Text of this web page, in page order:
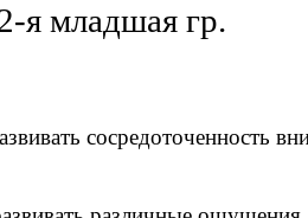
я младшая гр.
сосредоточенность